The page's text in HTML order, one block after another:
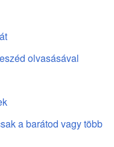
olvasásával
a barátod vagy több